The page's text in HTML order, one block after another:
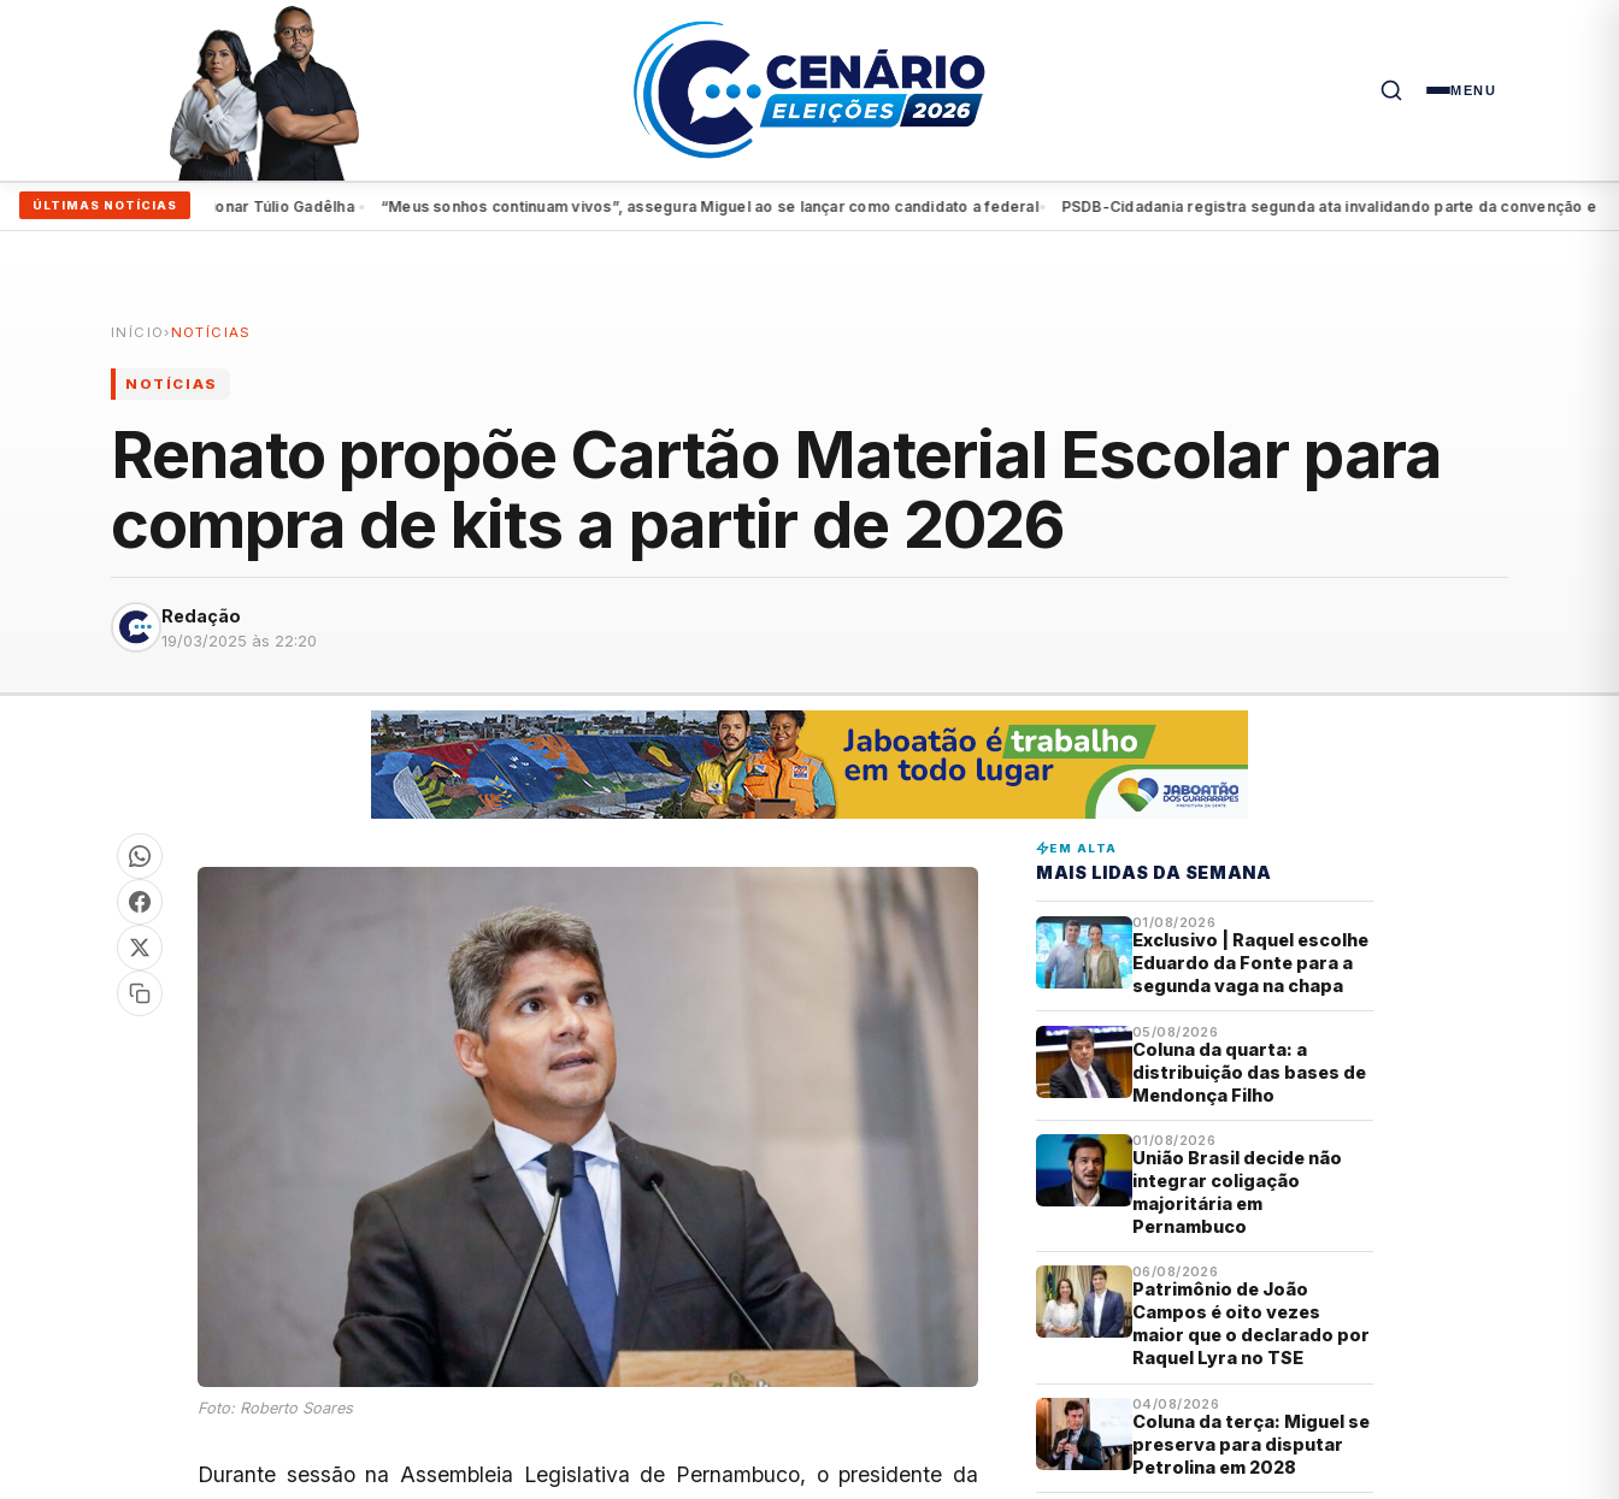
MENU
ÚLTIMAS NOTÍCIAS
tarefa para impulsionar Túlio Gadêlha● “Meus sonhos continuam vivos”, assegura Miguel ao se lançar como candidato a federal● PSDB-Cidadania registra segunda ata invalidando parte da convenção e
INÍCIO ›NOTÍCIAS
NOTÍCIAS
Renato propõe Cartão Material Escolar para
compra de kits a partir de 2026
Redação
19/03/2025 às 22:20
Foto: Roberto Soares
Durante sessão na Assembleia Legislativa de Pernambuco, o presidente da
EM ALTA
MAIS LIDAS DA SEMANA
01/08/2026
Exclusivo | Raquel escolhe
Eduardo da Fonte para a
segunda vaga na chapa
05/08/2026
Coluna da quarta: a
distribuição das bases de
Mendonça Filho
01/08/2026
União Brasil decide não
integrar coligação
majoritária em
Pernambuco
06/08/2026
Patrimônio de João
Campos é oito vezes
maior que o declarado por
Raquel Lyra no TSE
04/08/2026
Coluna da terça: Miguel se
preserva para disputar
Petrolina em 2028